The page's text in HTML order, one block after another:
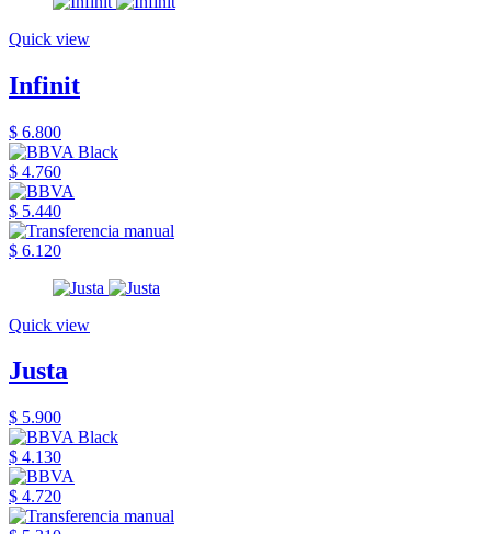
Quick view
Infinit
$ 6.800
$ 4.760
$ 5.440
$ 6.120
Quick view
Justa
$ 5.900
$ 4.130
$ 4.720